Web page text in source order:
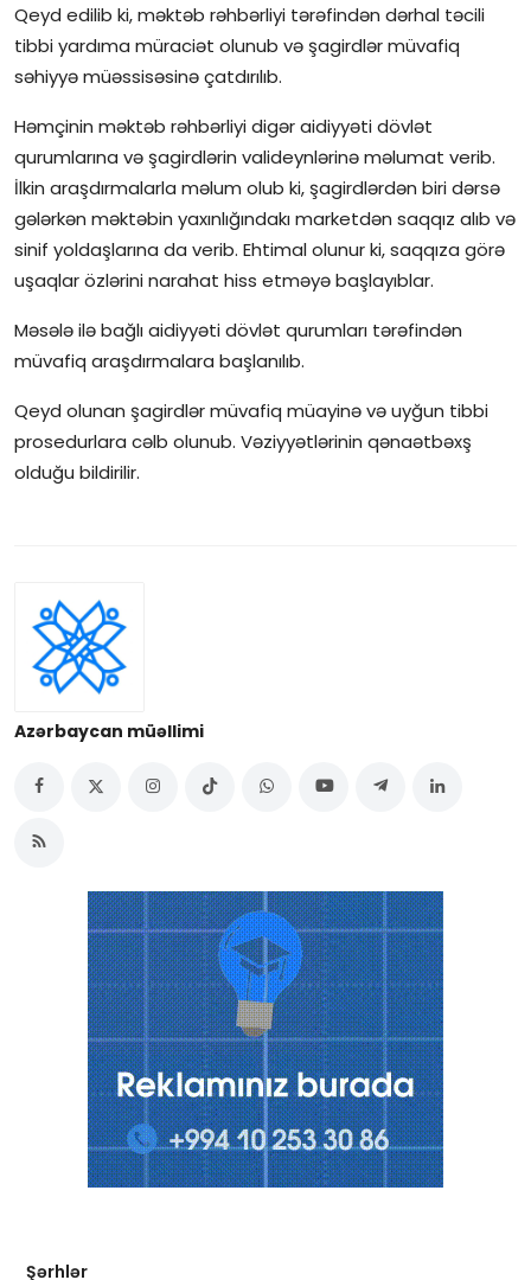
Qeyd edilib ki, məktəb rəhbərliyi tərəfindən dərhal təcili
tibbi yardıma müraciət olunub və şagirdlər müvafiq
səhiyyə müəssisəsinə çatdırılıb.
Həmçinin məktəb rəhbərliyi digər aidiyyəti dövlət
qurumlarına və şagirdlərin valideynlərinə məlumat verib.
İlkin araşdırmalarla məlum olub ki, şagirdlərdən biri dərsə
gələrkən məktəbin yaxınlığındakı marketdən saqqız alıb və
sinif yoldaşlarına da verib. Ehtimal olunur ki, saqqıza görə
uşaqlar özlərini narahat hiss etməyə başlayıblar.
Məsələ ilə bağlı aidiyyəti dövlət qurumları tərəfindən
müvafiq araşdırmalara başlanılıb.
Qeyd olunan şagirdlər müvafiq müayinə və uyğun tibbi
prosedurlara cəlb olunub. Vəziyyətlərinin qənaətbəxş
olduğu bildirilir.
Azərbaycan müəllimi
Şərhlər